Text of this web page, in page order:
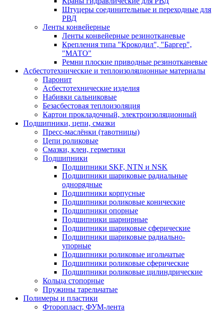
Штуцеры соединительные и переходные для
РВД
Ленты конвейерные
Ленты конвейерные резинотканевые
Крепления типа "Крокодил", "Баргер",
"МАТО"
Ремни плоские приводные резинотканевые
Асбестотехнические и теплоизоляционные материалы
Паронит
Асбестотехнические изделия
Набивки сальниковые
Безасбестовая теплоизоляция
Картон прокладочный, электроизоляционный
Подшипники, цепи, смазки
Пресс-маслёнки (тавотницы)
Цепи роликовые
Смазки, клеи, герметики
Подшипники
Подшипники SKF, NTN и NSK
Подшипники шариковые радиальные
однорядные
Подшипники корпусные
Подшипники роликовые конические
Подшипники опорные
Подшипники шарнирные
Подшипники шариковые сферические
Подшипники шариковые радиально-
упорные
Подшипники роликовые игольчатые
Подшипники роликовые сферические
Подшипники роликовые цилиндрические
Кольца стопорные
Пружины тарельчатые
Полимеры и пластики
Фторопласт, ФУМ-лента